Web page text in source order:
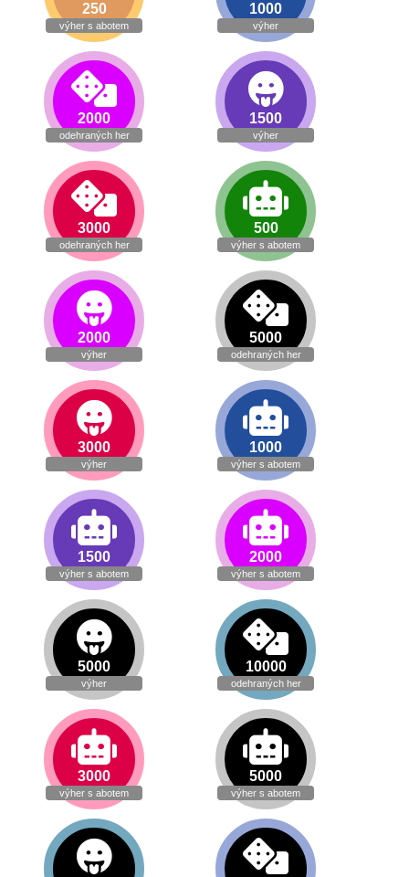
250
výher s abotem
1000
výher
2000
odehraných her
1500
výher
3000
odehraných her
500
výher s abotem
2000
výher
5000
odehraných her
3000
výher
1000
výher s abotem
1500
výher s abotem
2000
výher s abotem
5000
výher
10000
odehraných her
3000
výher s abotem
5000
výher s abotem